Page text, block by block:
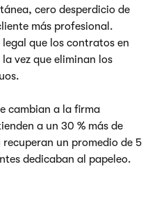
cero desperdicio de
más profesional.
que los contratos en
vez que eliminan los
cambian a la firma
a un 30 % más de
un promedio de 5
dedicaban al papeleo.